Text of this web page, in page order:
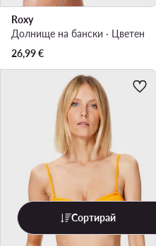
Roxy
Долнище на бански · Цветен
26,99€
Сортирай